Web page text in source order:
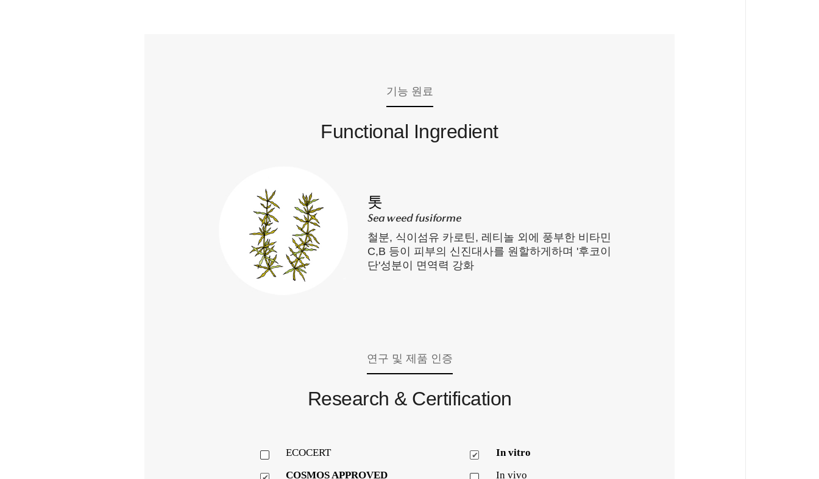
기능 원료
Functional Ingredient
톳
Sea weed fusiforme
철분, 식이섬유 카로틴, 레티놀 외에 풍부한 비타민
C,B 등이 피부의 신진대사를 원할하게하며 '후코이
단'성분이 면역력 강화
연구 및 제품 인증
Research & Certification
ECOCERT
In vitro
COSMOS APPROVED
In vivo